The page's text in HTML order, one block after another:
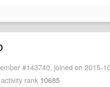
#143740, joined on 2015-
rank 10685